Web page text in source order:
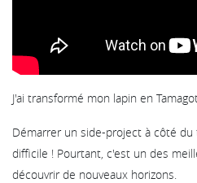
J'ai transformé mon lapin en
Démarrer un side-project à côté
difficile ! Pourtant, c'est un des
découvrir de nouveaux horizons.